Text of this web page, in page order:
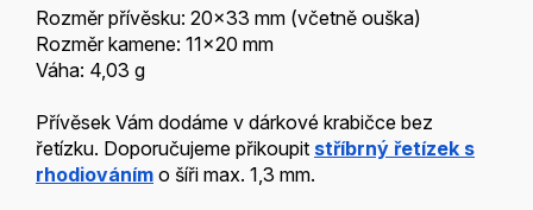
Rozměr přívěsku: 20x33 mm (včetně ouška)
Rozměr kamene: 11x20 mm
Váha: 4,03 g
Přívěsek Vám dodáme v dárkové krabičce bez
řetízku. Doporučujeme přikoupit stříbrný řetízek s
rhodiováním o šíři max. 1,3 mm.